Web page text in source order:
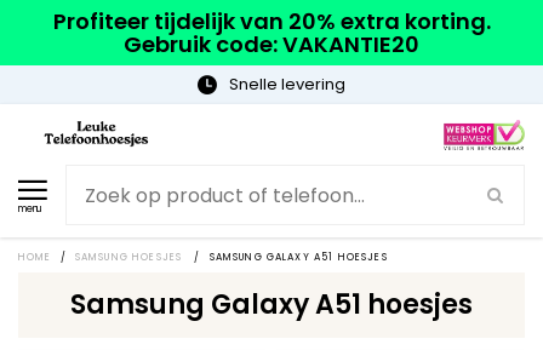
Profiteer tijdelijk van 20% extra korting.
Gebruik code: VAKANTIE20
Snelle levering
menu
HOME / SAMSUNG HOESJES / SAMSUNG GALAXY A51 HOESJES
Samsung Galaxy A51 hoesjes